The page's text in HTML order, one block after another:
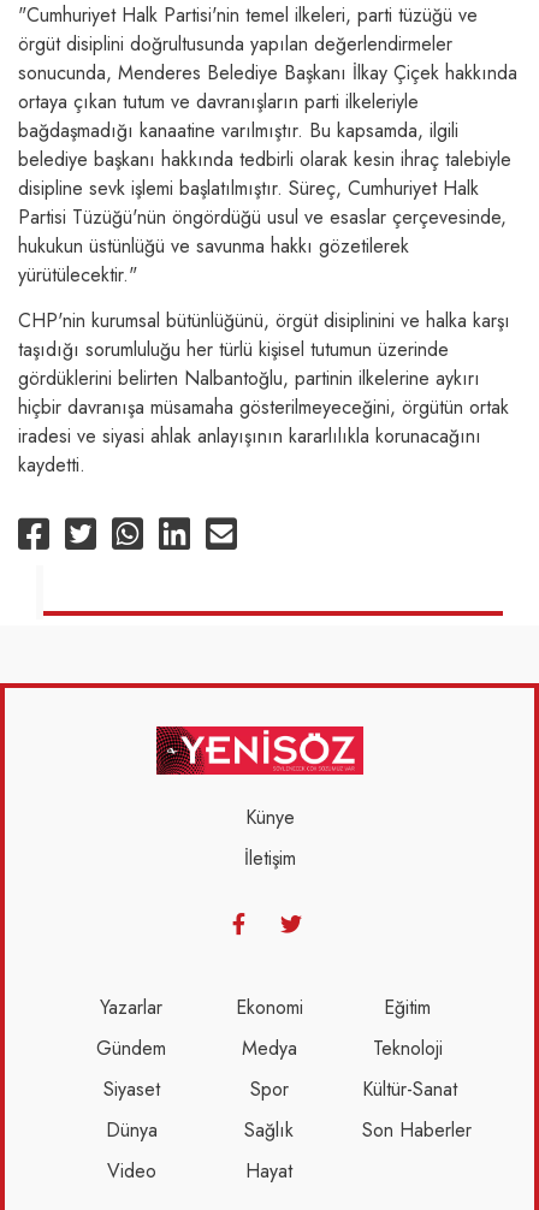
"Cumhuriyet Halk Partisi'nin temel ilkeleri, parti tüzüğü ve
örgüt disiplini doğrultusunda yapılan değerlendirmeler
sonucunda, Menderes Belediye Başkanı İlkay Çiçek hakkında
ortaya çıkan tutum ve davranışların parti ilkeleriyle
bağdaşmadığı kanaatine varılmıştır. Bu kapsamda, ilgili
belediye başkanı hakkında tedbirli olarak kesin ihraç talebiyle
disipline sevk işlemi başlatılmıştır. Süreç, Cumhuriyet Halk
Partisi Tüzüğü'nün öngördüğü usul ve esaslar çerçevesinde,
hukukun üstünlüğü ve savunma hakkı gözetilerek
yürütülecektir."
CHP'nin kurumsal bütünlüğünü, örgüt disiplinini ve halka karşı
taşıdığı sorumluluğu her türlü kişisel tutumun üzerinde
gördüklerini belirten Nalbantoğlu, partinin ilkelerine aykırı
hiçbir davranışa müsamaha gösterilmeyeceğini, örgütün ortak
iradesi ve siyasi ahlak anlayışının kararlılıkla korunacağını
kaydetti.
Künye
İletişim
Yazarlar
Gündem
Siyaset
Dünya
Video
Ekonomi
Medya
Spor
Sağlık
Hayat
Eğitim
Teknoloji
Kültür-Sanat
Son Haberler